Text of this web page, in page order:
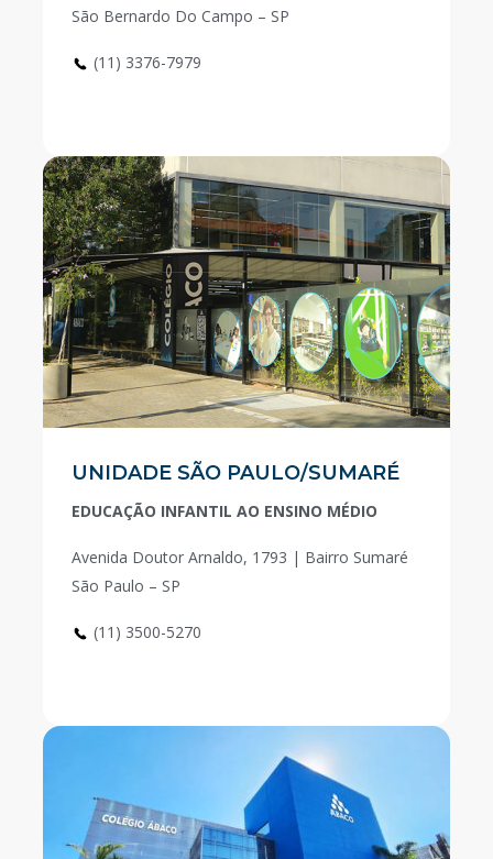
São Bernardo Do Campo – SP
(11) 3376-7979
UNIDADE SÃO PAULO/SUMARÉ
EDUCAÇÃO INFANTIL AO ENSINO MÉDIO
Avenida Doutor Arnaldo, 1793 | Bairro Sumaré
São Paulo – SP
(11) 3500-5270